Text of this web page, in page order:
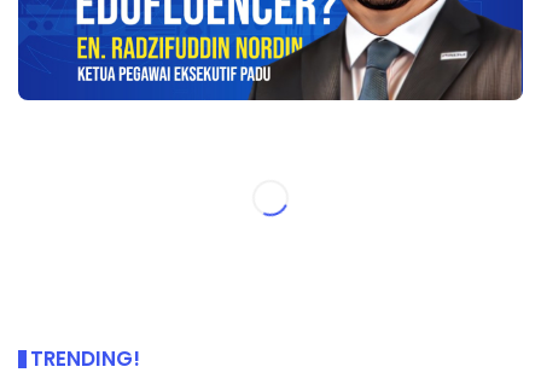
TRENDING!